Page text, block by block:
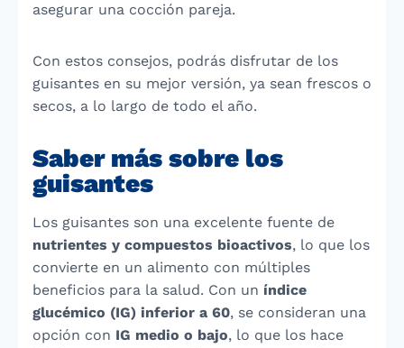
asegurar una cocción pareja.
Con estos consejos, podrás disfrutar de los
guisantes en su mejor versión, ya sean frescos o
secos, a lo largo de todo el año.
Saber más sobre los
guisantes
Los guisantes son una excelente fuente de
nutrientes y compuestos bioactivos, lo que los
convierte en un alimento con múltiples
beneficios para la salud. Con un índice
glucémico (IG) inferior a 60, se consideran una
opción con IG medio o bajo, lo que los hace